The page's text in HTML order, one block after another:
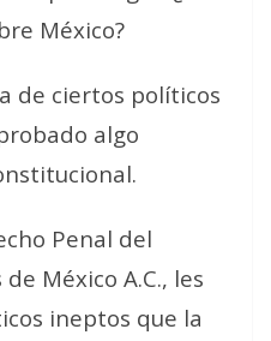
México?
de ciertos políticos
algo
Penal del
México A.C., les
ineptos que la